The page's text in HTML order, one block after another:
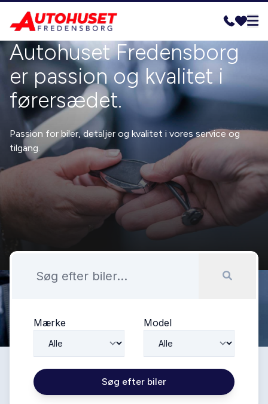
Autohuset Fredensborg
er passion og kvalitet i
førersædet.
Passion for biler, detaljer og kvalitet i vores service og
tilgang.
Mærke Model
Søg efter biler